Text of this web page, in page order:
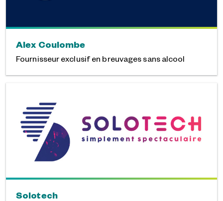
Alex Coulombe
Fournisseur exclusif en breuvages sans alcool
Solotech